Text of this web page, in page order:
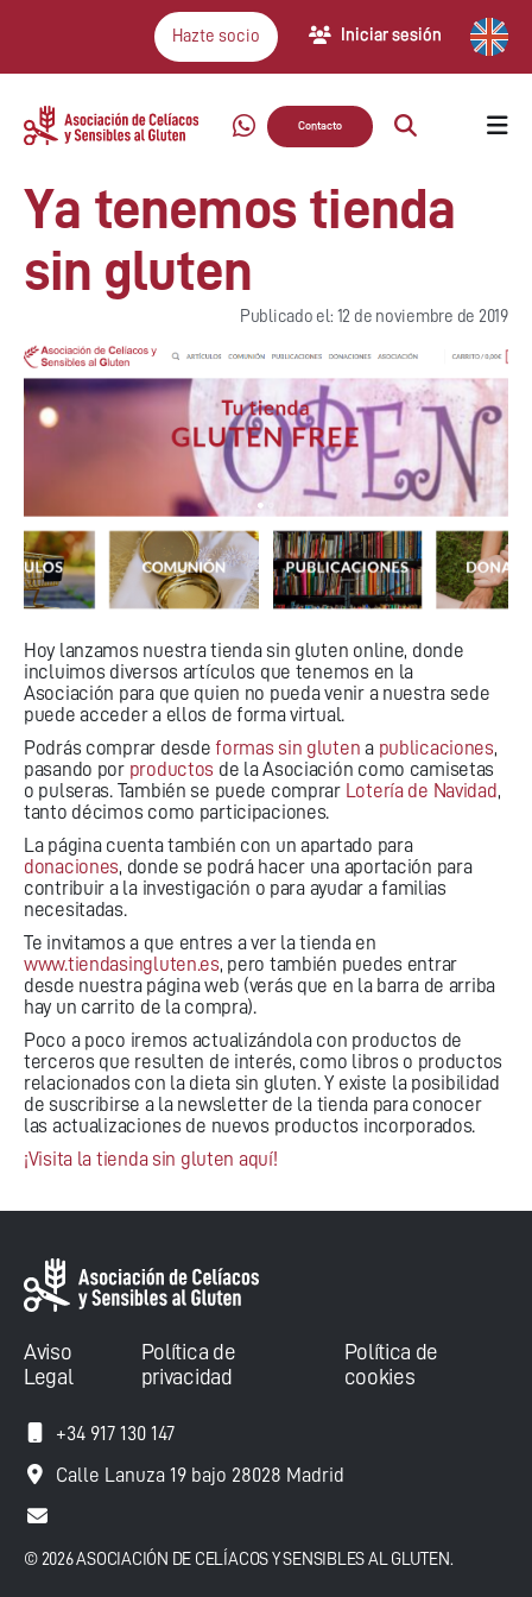
Hazte socio Iniciar sesión
Contacto
Ya tenemos tienda
sin gluten
Publicado el: 12 de noviembre de 2019
Hoy lanzamos nuestra tienda sin gluten online, donde
incluimos diversos artículos que tenemos en la
Asociación para que quien no pueda venir a nuestra sede
puede acceder a ellos de forma virtual.
Podrás comprar desdeformas sin gluten a publicaciones,
pasando por productos de la Asociación como camisetas
o pulseras. También se puede comprar Lotería de Navidad,
tanto décimos como participaciones.
La página cuenta también con un apartado para
donaciones, donde se podrá hacer una aportación para
contribuir a la investigación o para ayudar a familias
necesitadas.
Te invitamos a que entres a ver la tienda en
www.tiendasingluten.es, pero también puedes entrar
desde nuestra página web (verás que en la barra de arriba
hay un carrito de la compra).
Poco a poco iremos actualizándola con productos de
terceros que resulten de interés, como libros o productos
relacionados con la dieta sin gluten. Y existe la posibilidad
de suscribirse a la newsletter de la tienda para conocer
las actualizaciones de nuevos productos incorporados.
¡Visita la tienda sin gluten aquí!
Aviso
Legal
Política de
privacidad
Política de
cookies
+34 917 130 147
Calle Lanuza 19 bajo 28028 Madrid
© 2026 ASOCIACIÓN DE CELÍACOS Y SENSIBLES AL GLUTEN.